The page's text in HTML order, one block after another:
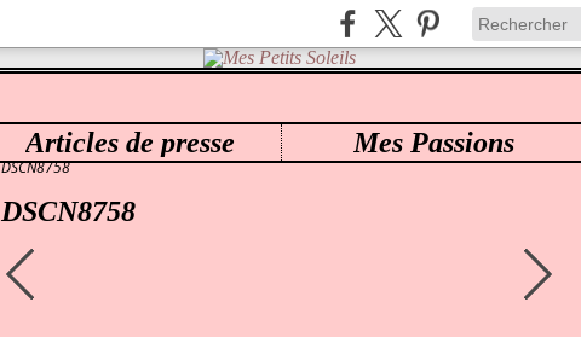
Articles de presse
Mes Passions
MES PETITS SOLEILS > 0109 SASKIA SCULPTED BY BONNIE BROWN ANNA-BELLE >
DSCN8758
DSCN8758